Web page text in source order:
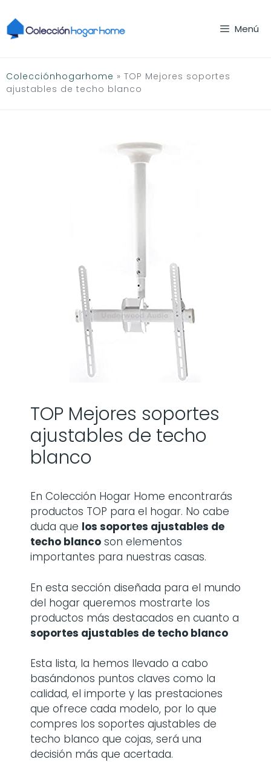
al
contenido
Menú
Colecciónhogarhome » TOP Mejores soportes
ajustables de techo blanco
TOP Mejores soportes
ajustables de techo
blanco
En Colección Hogar Home encontrarás
productos TOP para el hogar. No cabe
duda que los soportes ajustables de
techo blanco son elementos
importantes para nuestras casas.
En esta sección diseñada para el mundo
del hogar queremos mostrarte los
productos más destacados en cuanto a
soportes ajustables de techo blanco
Esta lista, la hemos llevado a cabo
basándonos puntos claves como la
calidad, el importe y las prestaciones
que ofrece cada modelo, por lo que
compres los soportes ajustables de
techo blanco que cojas, será una
decisión más que acertada.